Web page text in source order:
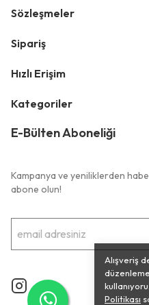
Alışveriş
Politikası
Sözleşmeler
Sipariş
Hızlı Erişim
Kategoriler
E-Bülten Aboneliği
Kampanya ve yeniliklerden
abone olun!